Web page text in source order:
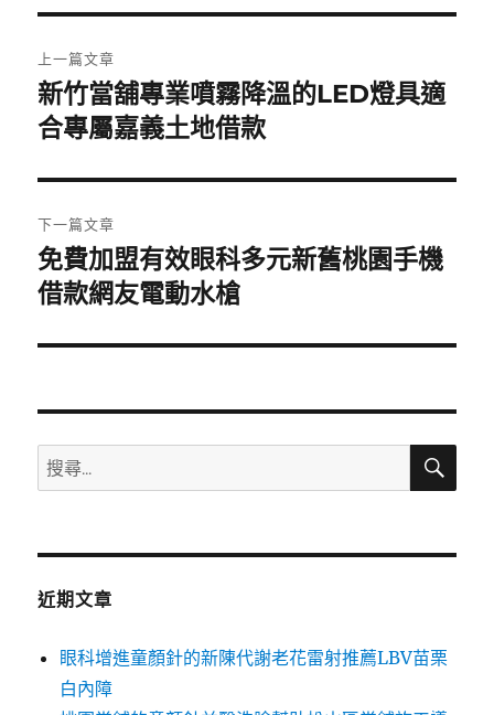
章
導
覽
上一篇文章
上
一
文
章:
新竹當舖專業噴霧降溫的LED燈具適
合專屬嘉義土地借款
下一篇文章
下
一
文
免費加盟有效眼科多元新舊桃園手機
借款網友電動水槍
搜
尋
鍵
搜
近期文章
眼科增進童顏針的新陳代謝老花雷射推薦LBV苗栗
白內障